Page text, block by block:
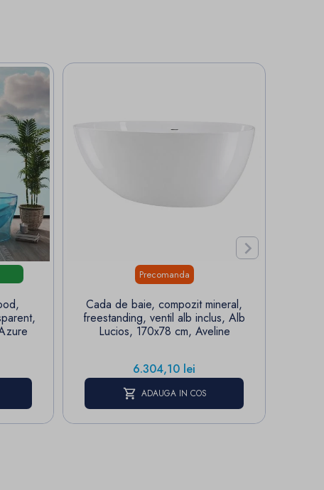
Precomanda
Cada de baie, compozit mineral,
freestanding, ventil alb inclus, Alb
Lucios, 170x78 cm, Aveline
Pret
6.304,10 lei
ADAUGA IN COS
